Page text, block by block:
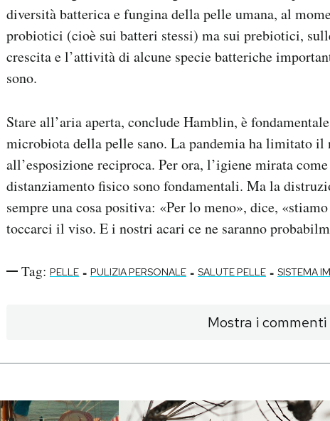
diversità batterica e fungina della pelle umana, al
probiotici (cioè sui batteri stessi) ma sui prebiotici,
crescita e l’attività di alcune specie batteriche
sono.
Stare all’aria aperta, conclude Hamblin, è
microbiota della pelle sano. La pandemia ha limitato il
all’esposizione reciproca. Per ora, l’igiene mirata
distanziamento fisico sono fondamentali. Ma la
sempre una cosa positiva: «Per lo meno», dice,
toccarci il viso. E i nostri acari ce ne saranno
Tag: PELLE - PULIZIA PERSONALE - SALUTE PELLE - SISTEMA
Mostra i commenti